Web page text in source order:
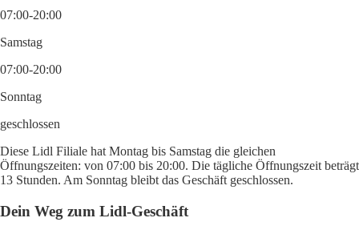
07:00-20:00
Samstag
07:00-20:00
Sonntag
geschlossen
Diese Lidl Filiale hat Montag bis Samstag die gleichen
Öffnungszeiten: von 07:00 bis 20:00. Die tägliche Öffnungszeit beträgt
13 Stunden. Am Sonntag bleibt das Geschäft geschlossen.
Dein Weg zum Lidl-Geschäft